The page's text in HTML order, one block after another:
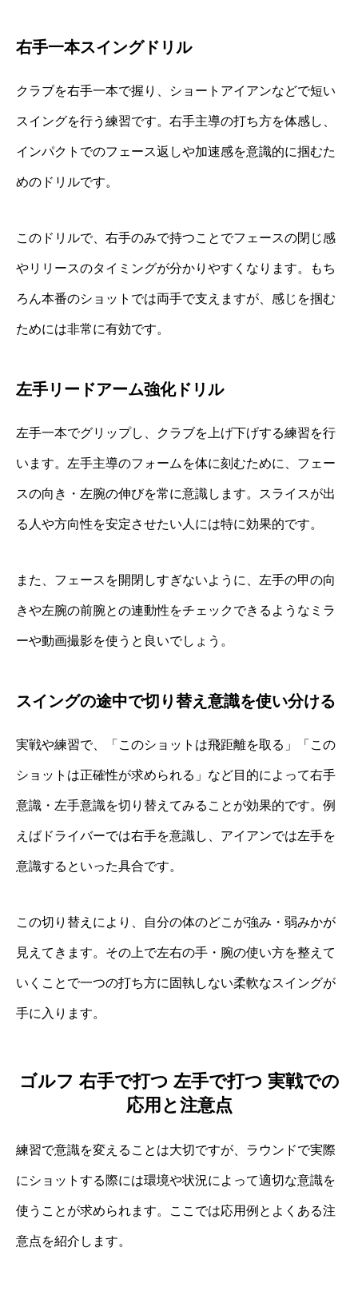
右手一本スイングドリル
クラブを右手一本で握り、ショートアイアンなどで短い
スイングを行う練習です。右手主導の打ち方を体感し、
インパクトでのフェース返しや加速感を意識的に掴むた
めのドリルです。
このドリルで、右手のみで持つことでフェースの閉じ感
やリリースのタイミングが分かりやすくなります。もち
ろん本番のショットでは両手で支えますが、感じを掴む
ためには非常に有効です。
左手リードアーム強化ドリル
左手一本でグリップし、クラブを上げ下げする練習を行
います。左手主導のフォームを体に刻むために、フェー
スの向き・左腕の伸びを常に意識します。スライスが出
る人や方向性を安定させたい人には特に効果的です。
また、フェースを開閉しすぎないように、左手の甲の向
きや左腕の前腕との連動性をチェックできるようなミラ
ーや動画撮影を使うと良いでしょう。
スイングの途中で切り替え意識を使い分ける
実戦や練習で、「このショットは飛距離を取る」「この
ショットは正確性が求められる」など目的によって右手
意識・左手意識を切り替えてみることが効果的です。例
えばドライバーでは右手を意識し、アイアンでは左手を
意識するといった具合です。
この切り替えにより、自分の体のどこが強み・弱みかが
見えてきます。その上で左右の手・腕の使い方を整えて
いくことで一つの打ち方に固執しない柔軟なスイングが
手に入ります。
ゴルフ 右手で打つ 左手で打つ 実戦での
応用と注意点
練習で意識を変えることは大切ですが、ラウンドで実際
にショットする際には環境や状況によって適切な意識を
使うことが求められます。ここでは応用例とよくある注
意点を紹介します。